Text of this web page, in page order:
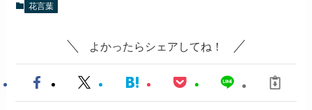
花言葉
よかったらシェアしてね！